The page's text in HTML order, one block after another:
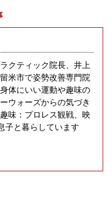
クティック院長、井上
米市で姿勢改善専門院
体にいい運動や趣味の
ウォーズからの気づき
味：プロレス観戦、映
子と暮らしています